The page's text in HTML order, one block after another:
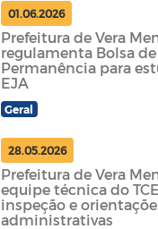
01.06.2026
Prefeitura de Vera
regulamenta Bolsa
Permanência para
EJA
Geral
28.05.2026
Prefeitura de Vera
equipe técnica do
inspeção e
administrativas